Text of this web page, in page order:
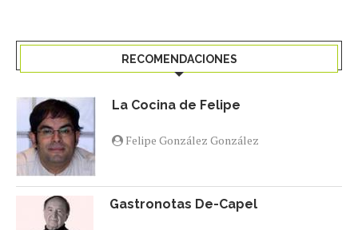
RECOMENDACIONES
La Cocina de Felipe
Felipe González González
Gastronotas De-Capel